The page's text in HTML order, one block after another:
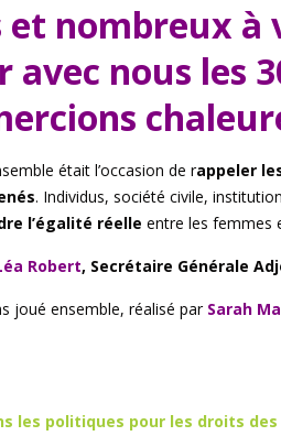
nombreux à
nous les
était l’occasion de rappeler
. Individus, société civile,
l’égalité réelle entre les femmes
Robert, Secrétaire Générale
joué ensemble, réalisé par Sarah
les politiques pour les droits